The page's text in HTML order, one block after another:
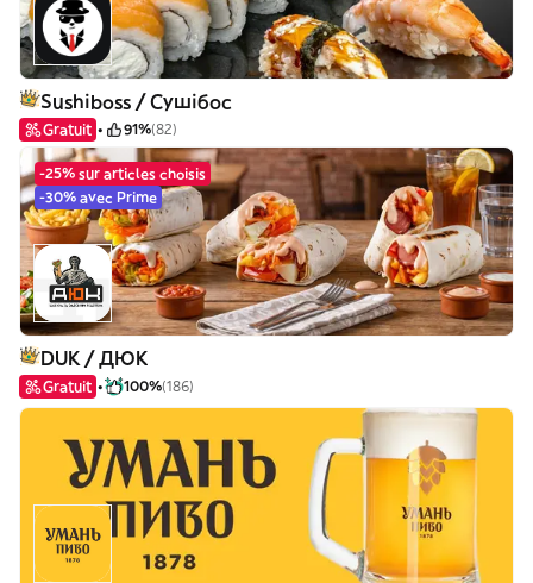
Sushiboss / Сушібос
Gratuit 91%(82)
-25% sur articles choisis
-30% avec Prime
DUK / ДЮК
Gratuit 100%(186)